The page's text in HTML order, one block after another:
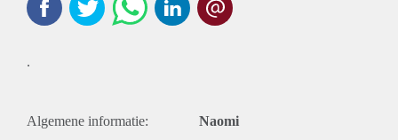
.
Algemene informatie: Naomi